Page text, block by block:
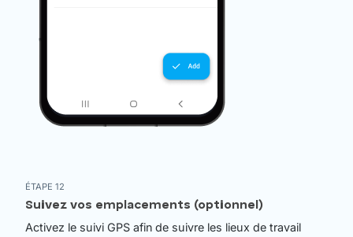
ÉTAPE 12
Suivez vos emplacements (optionnel)
Activez le suivi GPS afin de suivre les lieux de travail